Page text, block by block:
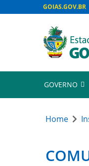
GOIAS.GOV.BR
GOVERNO
Home